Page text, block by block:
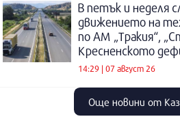
В петък и неделя
движението на
по АМ „Тракия“,
Кресненското
14:29 | 07 август 26
Още новини от